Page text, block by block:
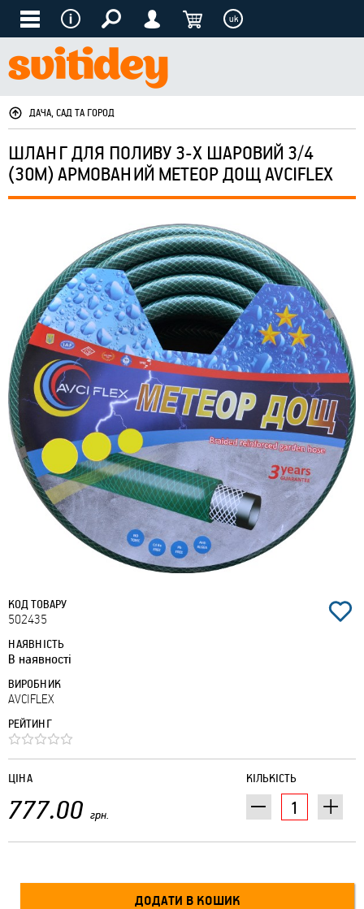
uk
ДАЧА, САД ТА ГОРОД
ШЛАНГ ДЛЯ ПОЛИВУ 3-Х ШАРОВИЙ 3/4
(30М) АРМОВАНИЙ МЕТЕОР ДОЩ AVCIFLEX
КОД ТОВАРУ
502435
НАЯВНІСТЬ
В наявності
ВИРОБНИК
AVCIFLEX
РЕЙТИНГ
КІЛЬКІСТЬ
ЦІНА
777.00 грн.